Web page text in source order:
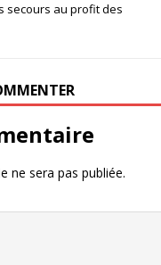
secours au profit des
ne sera pas publiée.